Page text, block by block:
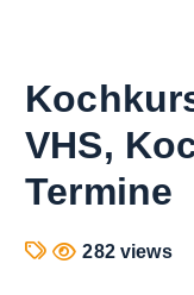
VHS,
Termine
282 views